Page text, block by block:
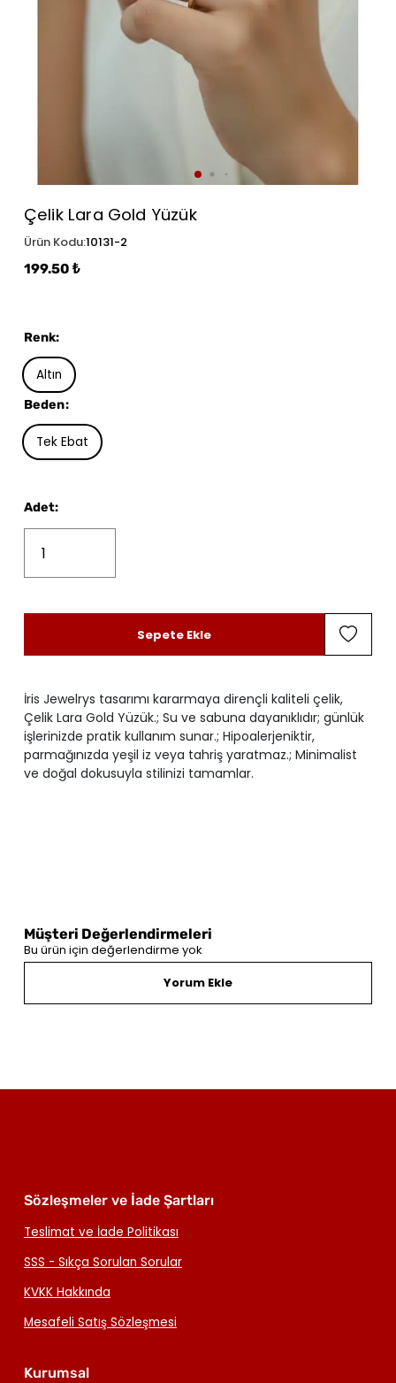
Çelik Lara Gold Yüzük
Ürün Kodu:10131-2
199.50 ₺
İris Jewelrys tasarımı kararmaya dirençli kaliteli çelik,
Çelik Lara Gold Yüzük.; Su ve sabuna dayanıklıdır; günlük
işlerinizde pratik kullanım sunar.; Hipoalerjeniktir,
parmağınızda yeşil iz veya tahriş yaratmaz.; Minimalist
ve doğal dokusuyla stilinizi tamamlar.
Renk:
Altın
Beden:
Tek Ebat
Adet:
Sepete Ekle
Müşteri Değerlendirmeleri
Bu ürün için değerlendirme yok
Yorum Ekle
Sözleşmeler ve İade Şartları
Teslimat ve İade Politikası
SSS - Sıkça Sorulan Sorular
KVKK Hakkında
Mesafeli Satış Sözleşmesi
Kurumsal